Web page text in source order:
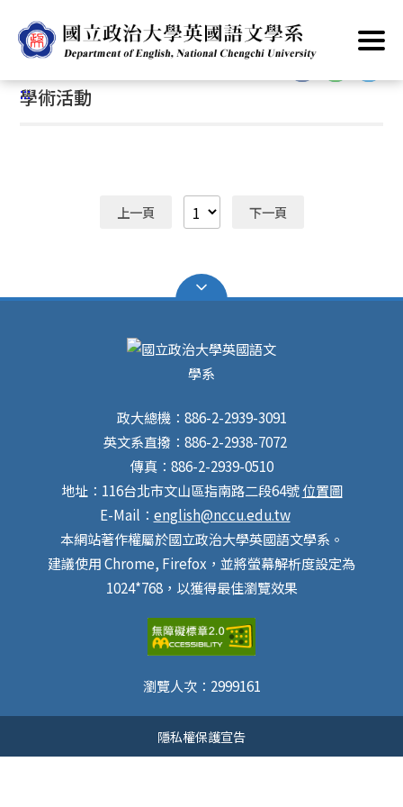
到
主
要
內
首頁 主要業務 學術活動
:::
學術活動
上一頁 下一頁
政大總機：886-2-2939-3091
英文系直撥：886-2-2938-7072
傳真：886-2-2939-0510
地址：116台北市文山區指南路二段64號位置圖
E-Mail： english@nccu.edu.tw
本網站著作權屬於國立政治大學英國語文學系。
建議使用 Chrome, Firefox，並將螢幕解析度設定為
1024*768，以獲得最佳瀏覽效果
瀏覽人次： 2999161
隱私權保護宣告